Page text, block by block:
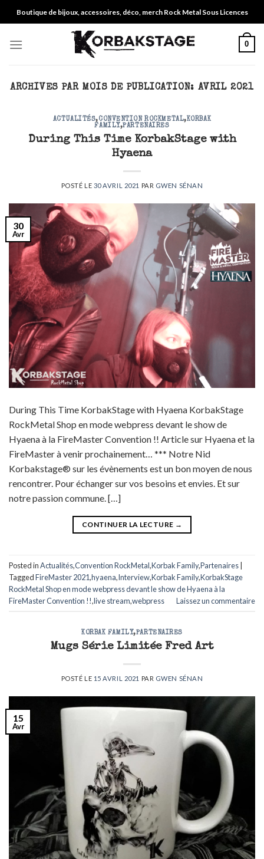
to
Boutique de bijoux, accessoires, déco, merch Rock Metal Sous Licences
0
ARCHIVES PAR MOIS DE PUBLICATION:AVRIL 2021
ACTUALITÉS,CONVENTION ROCKMETAL,KORBAK
FAMILY,PARTENAIRES
During This Time KorbakStage with
Hyaena
POSTÉ LE 30 AVRIL 2021 PAR GWEN SÉNAN
30
Avr
During This Time KorbakStage with Hyaena KorbakStage
RockMetal Shop en mode webpress devant le show de
Hyaena à la FireMaster Convention !! Article sur Hyaena et la
FireMaster à venir prochainement… *** Notre Nid
Korbakstage® sur les évènements est un bon moyen de nous
rencontrer. Pour échanger sur vos besoins et envies. Et sur
notre passion commune. […]
CONTINUER LA LECTURE →
Posted inActualités,Convention RockMetal,Korbak Family,Partenaires
TaggedFireMaster 2021,hyaena,Interview,Korbak Family,KorbakStage
RockMetal Shop en mode webpress devant le show de Hyaena à la
FireMaster Convention !!,live stream,webpress Laissez un commentaire
KORBAK FAMILY,PARTENAIRES
Mugs Série Limitée Fred Art
POSTÉ LE 15 AVRIL 2021 PAR GWEN SÉNAN
15
Avr